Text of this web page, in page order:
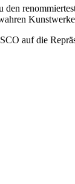
auf die